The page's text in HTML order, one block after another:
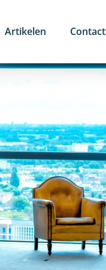
Artikelen Contact